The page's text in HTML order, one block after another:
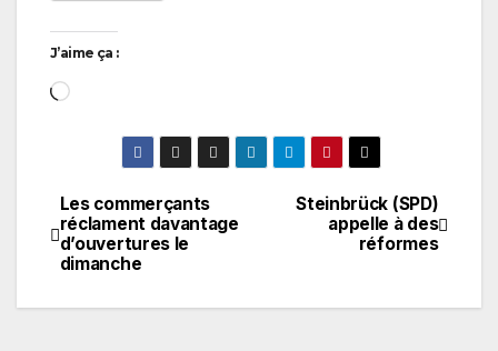
J’aime ça :
Chargement…
Navigation
de
l’article
Steinbrück (SPD)
appelle à des
réformes
Les commerçants
réclament davantage
d’ouvertures le
dimanche